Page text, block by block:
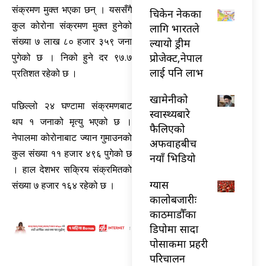
संक्रमण मुक्त भएका छन् । यससँगै
कुल कोरोना संक्रमण मुक्त हुनेको
संख्या ७ लाख ८० हजार ३५९ जना
पुगेको छ । निको हुने दर ९७.७
प्रतिशत रहेको छ ।
पछिल्लो २४ घण्टामा संक्रमणबाट
थप १ जनाको मृत्यु भएको छ ।
नेपालमा कोरोनाबाट ज्यान गुमाउनको
कुल संख्या ११ हजार ४९६ पुगेको छ
। हाल देशभर सक्रिय संक्रमितको
संख्या ७ हजार १६४ रहेको छ ।
चिकेन नेकका
लागि भारतले
ल्यायो ड्रीम
प्रोजेक्ट,नेपाल
लाई पनि लाभ
खामेनीको
स्वास्थ्यबारे
फैलिएको
अफवाहबीच
नयाँ भिडियो
ग्यास
कालोबजारीः
काठमाडौँका
डिपोमा सादा
पोसाकमा प्रहरी
परिचालन